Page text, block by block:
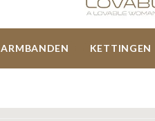
ARMBANDEN KETTINGEN